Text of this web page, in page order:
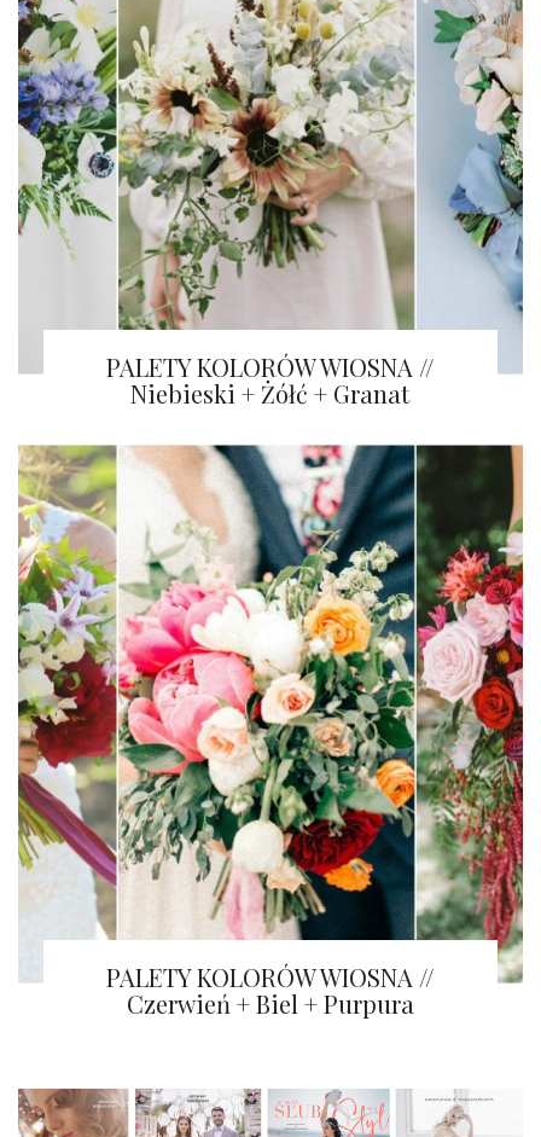
PALETY KOLORÓW WIOSNA //
Niebieski + Żółć + Granat
PALETY KOLORÓW WIOSNA //
Czerwień + Biel + Purpura